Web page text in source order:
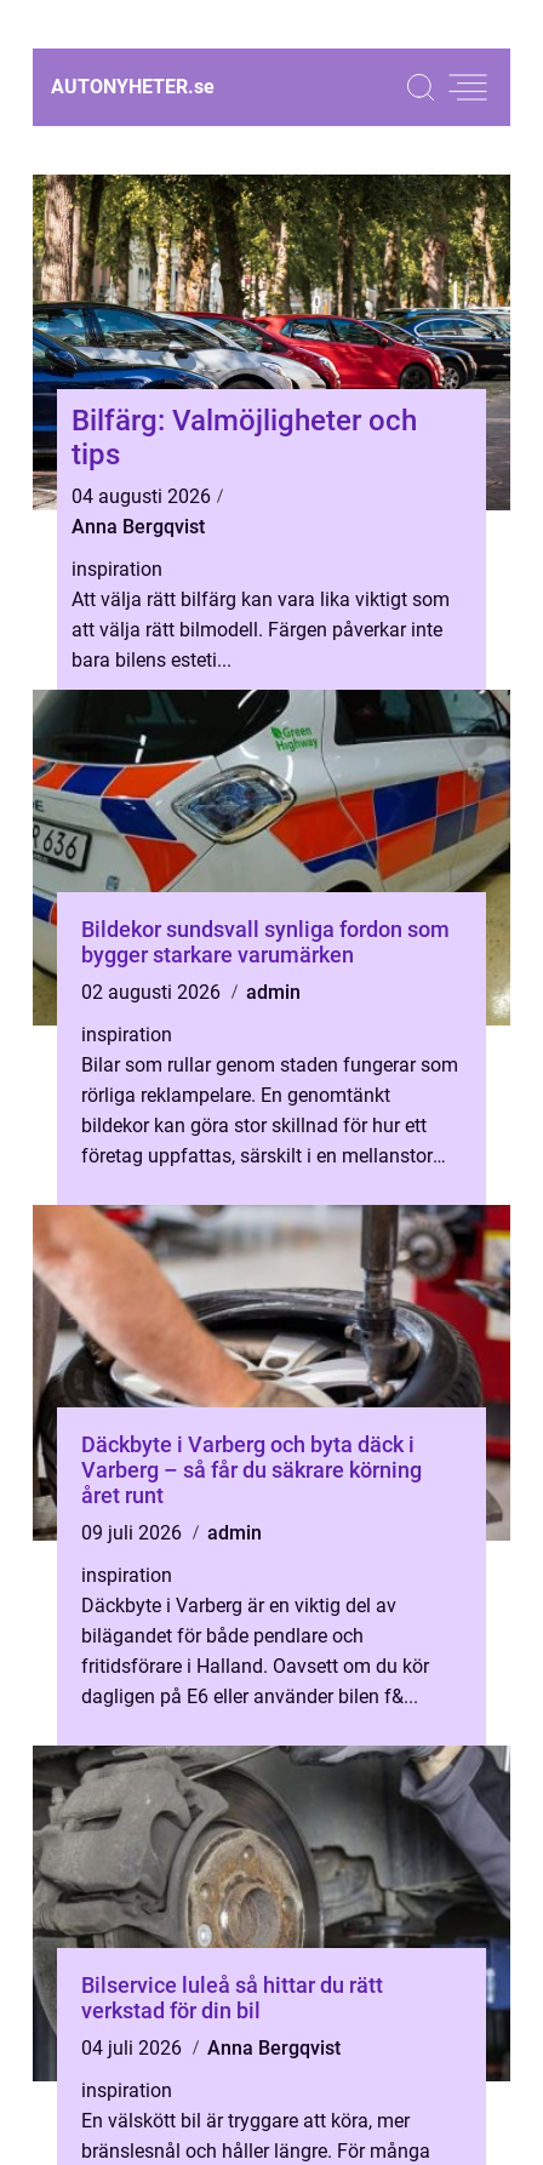
AUTONYHETER.se
Bilfärg: Valmöjligheter och
tips
04 augusti 2026
Anna Bergqvist
inspiration
Att välja rätt bilfärg kan vara lika viktigt som
att välja rätt bilmodell. Färgen påverkar inte
bara bilens esteti...
Bildekor sundsvall synliga fordon som
bygger starkare varumärken
02 augusti 2026
admin
inspiration
Bilar som rullar genom staden fungerar som
rörliga reklampelare. En genomtänkt
bildekor kan göra stor skillnad för hur ett
företag uppfattas, särskilt i en mellanstor
Däckbyte i Varberg och byta däck i
Varberg – så får du säkrare körning
året runt
09 juli 2026
admin
inspiration
Däckbyte i Varberg är en viktig del av
bilägandet för både pendlare och
fritidsförare i Halland. Oavsett om du kör
dagligen på E6 eller använder bilen f&...
Bilservice luleå så hittar du rätt
verkstad för din bil
04 juli 2026
Anna Bergqvist
inspiration
En välskött bil är tryggare att köra, mer
bränslesnål och håller längre. För många